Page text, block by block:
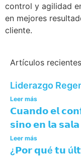
control y agilidad
en mejores
cliente.
Artículos
Liderazgo
Leer más
𝗖𝘂𝗮𝗻𝗱𝗼 𝗲𝗹
𝘀𝗶𝗻𝗼 𝗲𝗻 𝗹𝗮
Leer más
¿𝗣𝗼𝗿 𝗾𝘂é 𝘁𝘂